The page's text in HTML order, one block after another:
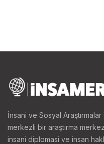
İnsani ve Sosyal
merkezli bir araştırma
insani diplomasi ve insan